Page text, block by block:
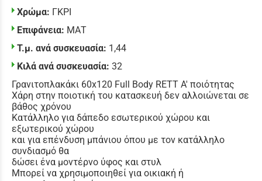
Χρώμα: ΓΚΡΙ
Επιφάνεια: ΜΑΤ
Τ.μ. ανά συσκευασία: 1,44
Κιλά ανά συσκευασία: 32
Γρανιτοπλακάκι 60x120 Full Body RETT Α' ποιότητας
Χάρη στην ποιοτική του κατασκευή δεν αλλοιώνεται σε
βάθος χρόνου
Κατάλληλο για δάπεδο εσωτερικού χώρου και
εξωτερικού χώρου
και για επένδυση μπάνιου όπου με τον κατάλληλο
συνδιασμό θα
δώσει ένα μοντέρνο ύφος και στυλ
Μπορεί να χρησιμοποιηθεί για οικιακή ή